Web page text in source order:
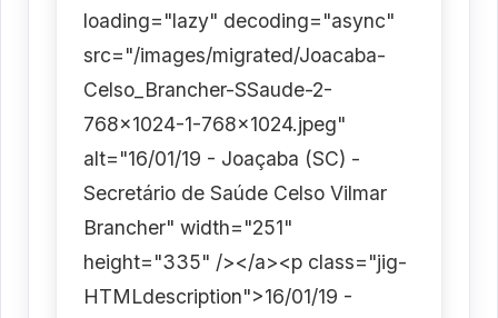
loading="lazy" decoding="async"
src="/images/migrated/Joacaba-
Celso_Brancher-SSaude-2-
768x1024-1-768x1024.jpeg"
alt="16/01/19 - Joaçaba (SC) -
Secretário de Saúde Celso Vilmar
Brancher" width="251"
height="335" /></a><p class="jig-
HTMLdescription">16/01/19 -